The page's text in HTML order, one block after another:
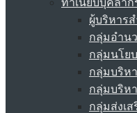
ทำเนียบบุคลาก
ผู้บริหาร
กลุ่มอำน
กลุ่มนโย
กลุ่มบริห
กลุ่มบริห
กลุ่มส่งเ